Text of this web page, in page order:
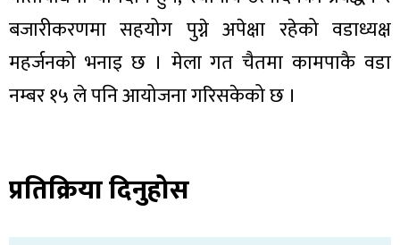
बजारीकरणमा सहयोग पुग्ने अपेक्षा रहेको वडाध्यक्ष
महर्जनको भनाइ छ । मेला गत चैतमा कामपाकै वडा
नम्बर १५ ले पनि आयोजना गरिसकेको छ ।
प्रतिक्रिया दिनुहोस